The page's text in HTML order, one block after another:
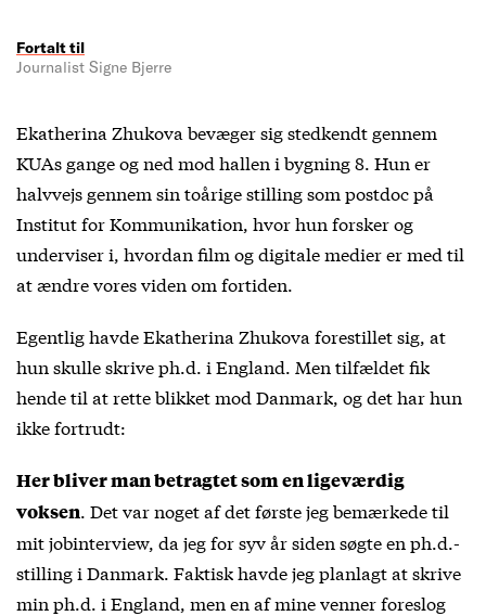
Fortalt til
Journalist Signe Bjerre
Ekatherina Zhukova bevæger sig stedkendt gennem
KUAs gange og ned mod hallen i bygning 8. Hun er
halvvejs gennem sin toårige stilling som postdoc på
Institut for Kommunikation, hvor hun forsker og
underviser i, hvordan film og digitale medier er med til
at ændre vores viden om fortiden.
Egentlig havde Ekatherina Zhukova forestillet sig, at
hun skulle skrive ph.d. i England. Men tilfældet fik
hende til at rette blikket mod Danmark, og det har hun
ikke fortrudt:
Her bliver man betragtet som en ligeværdig
voksen. Det var noget af det første jeg bemærkede til
mit jobinterview, da jeg for syv år siden søgte en ph.d.-
stilling i Danmark. Faktisk havde jeg planlagt at skrive
min ph.d. i England, men en af mine venner foreslog